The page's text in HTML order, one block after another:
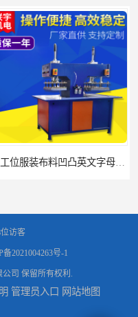
位访客
备2021004263号-1
公司 保留所有权利.
管理员入口 网站地图